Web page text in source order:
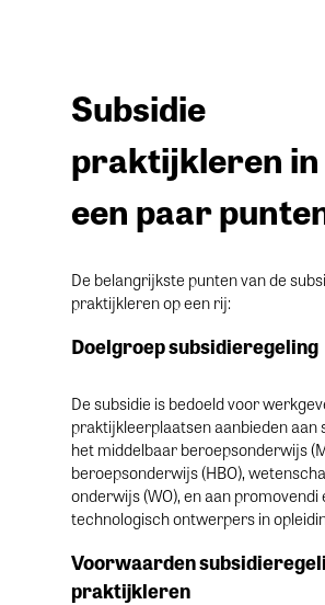
Subsidie
praktijkleren
een paar
De belangrijkste punten van de
praktijkleren op een rij:
Doelgroep subsidieregeling
De subsidie is bedoeld voor
praktijkleerplaatsen aanbieden aan
het middelbaar beroepsonderwijs
beroepsonderwijs (HBO),
onderwijs (WO), en aan promovendi
technologisch ontwerpers in
Voorwaarden
praktijkleren